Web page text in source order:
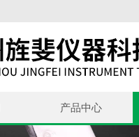
产品中心